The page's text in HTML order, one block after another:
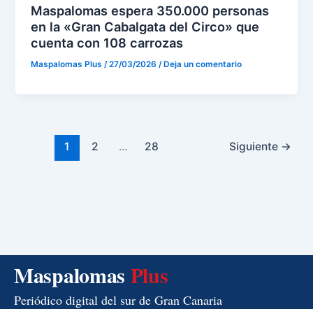
Maspalomas espera 350.000 personas
en la «Gran Cabalgata del Circo» que
cuenta con 108 carrozas
Maspalomas Plus/27/03/2026/ Deja un comentario
1 2 … 28 Siguiente →
Maspalomas Plus
Periódico digital del sur de Gran Canaria